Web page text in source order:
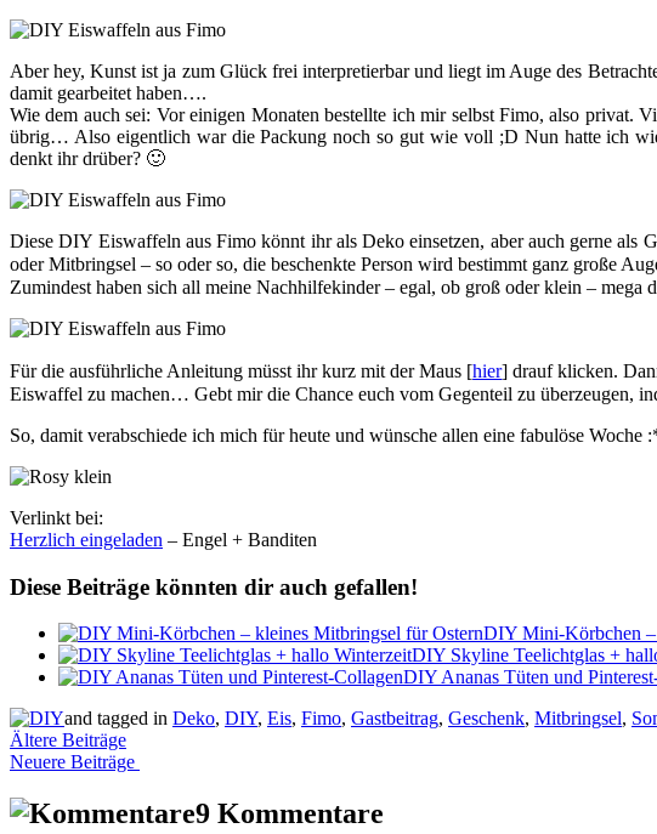
Aber hey, Kunst ist ja zum Glück frei interpretierbar und liegt im Auge des
damit gearbeitet haben….
Wie dem auch sei: Vor einigen Monaten bestellte ich mir selbst Fimo, also privat.
übrig… Also eigentlich war die Packung noch so gut wie voll ;D Nun hatte ich
denkt ihr drüber? 🙂
Diese DIY Eiswaffeln aus Fimo könnt ihr als Deko einsetzen, aber auch gerne
oder Mitbringsel – so oder so, die beschenkte Person wird bestimmt ganz große
Zumindest haben sich all meine Nachhilfekinder – egal, ob groß oder klein – mega
Für die ausführliche Anleitung müsst ihr kurz mit der Maus [hier] drauf klicken.
Eiswaffel zu machen… Gebt mir die Chance euch vom Gegenteil zu überzeugen,
So, damit verabschiede ich mich für heute und wünsche allen eine fabulöse Woche
Verlinkt bei:
Herzlich eingeladen – Engel + Banditen
Diese Beiträge könnten dir auch gefallen!
DIY Mini-Körbchen –
DIY Skyline Teelichtglas +
DIY Ananas Tüten und
and tagged in Deko, DIY, Eis, Fimo, Gastbeitrag, Geschenk, Mitbringsel,
Beitragsnavigation
Ältere Beiträge
Neuere Beiträge
9 Kommentare